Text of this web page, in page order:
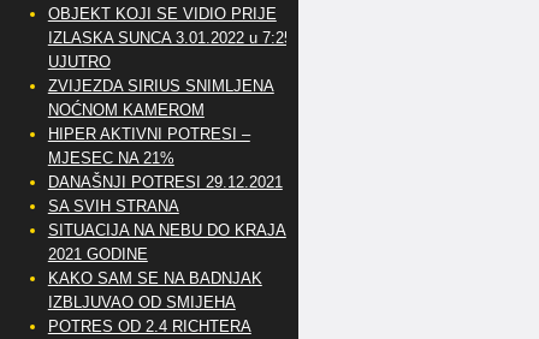
OBJEKT KOJI SE VIDIO PRIJE
IZLASKA SUNCA 3.01.2022 u 7:25
UJUTRO
ZVIJEZDA SIRIUS SNIMLJENA
NOĆNOM KAMEROM
HIPER AKTIVNI POTRESI –
MJESEC NA 21%
DANAŠNJI POTRESI 29.12.2021
SA SVIH STRANA
SITUACIJA NA NEBU DO KRAJA
2021 GODINE
KAKO SAM SE NA BADNJAK
IZBLJUVAO OD SMIJEHA
POTRES OD 2.4 RICHTERA